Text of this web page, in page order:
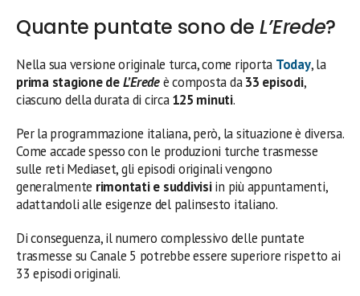
Quante puntate sono de L’Erede?
Nella sua versione originale turca, come riporta Today, la
prima stagione deL’Eredeè composta da33 episodi,
ciascuno della durata di circa125 minuti.
Per la programmazione italiana, però, la situazione è diversa.
Come accade spesso con le produzioni turche trasmesse
sulle reti Mediaset, gli episodi originali vengono
generalmente rimontati e suddivisiin più appuntamenti,
adattandoli alle esigenze del palinsesto italiano.
Di conseguenza, il numero complessivo delle puntate
trasmesse su Canale 5 potrebbe essere superiore rispetto ai
33 episodi originali.